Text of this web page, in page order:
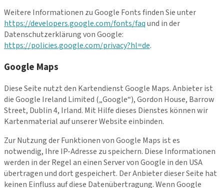
Weitere Informationen zu Google Fonts finden Sie unter
https://developers.google.com/fonts/faqund in der
Datenschutzerklärung von Google:
https://policies.google.com/privacy?hl=de.
Google Maps
Diese Seite nutzt den Kartendienst Google Maps. Anbieter ist
die Google Ireland Limited („Google“), Gordon House, Barrow
Street, Dublin 4, Irland. Mit Hilfe dieses Dienstes können wir
Kartenmaterial auf unserer Website einbinden.
Zur Nutzung der Funktionen von Google Maps ist es
notwendig, Ihre IP-Adresse zu speichern. Diese Informationen
werden in der Regel an einen Server von Google in den USA
übertragen und dort gespeichert. Der Anbieter dieser Seite hat
keinen Einfluss auf diese Datenübertragung. Wenn Google